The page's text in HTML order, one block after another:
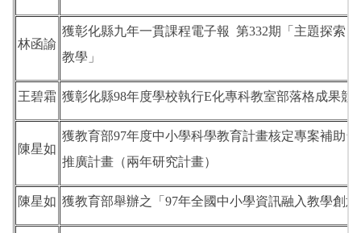
林函諭
獲彰化縣九年一貫課程電子報 第332期「主題探索
教學」
王碧霜 獲彰化縣98年度學校執行E化專科教室部落格成果競
陳星如
獲教育部97年度中小學科學教育計畫核定專案補助
推廣計畫（兩年研究計畫）
陳星如 獲教育部舉辦之「97年全國中小學資訊融入教學創